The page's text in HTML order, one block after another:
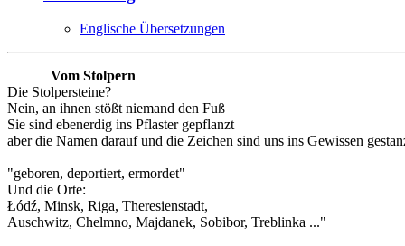
Englische Übersetzungen
Vom Stolpern
Die Stolpersteine?
Nein, an ihnen stößt niemand den Fuß
Sie sind ebenerdig ins Pflaster gepflanzt
aber die Namen darauf und die Zeichen sind uns ins Gewissen
"geboren, deportiert, ermordet"
Und die Orte:
Łódź, Minsk, Riga, Theresienstadt,
Auschwitz, Chelmno, Majdanek, Sobibor, Treblinka ..."